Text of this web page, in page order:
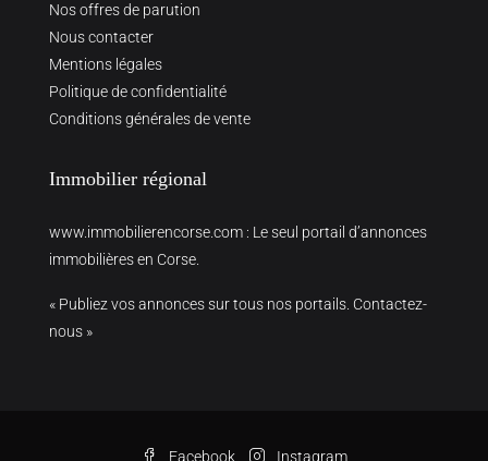
Nos offres de parution
Nous contacter
Mentions légales
Politique de confidentialité
Conditions générales de vente
Immobilier régional
www.immobilierencorse.com : Le seul portail d’annonces
immobilières en Corse.
« Publiez vos annonces sur tous nos portails. Contactez-
nous »
Facebook Instagram